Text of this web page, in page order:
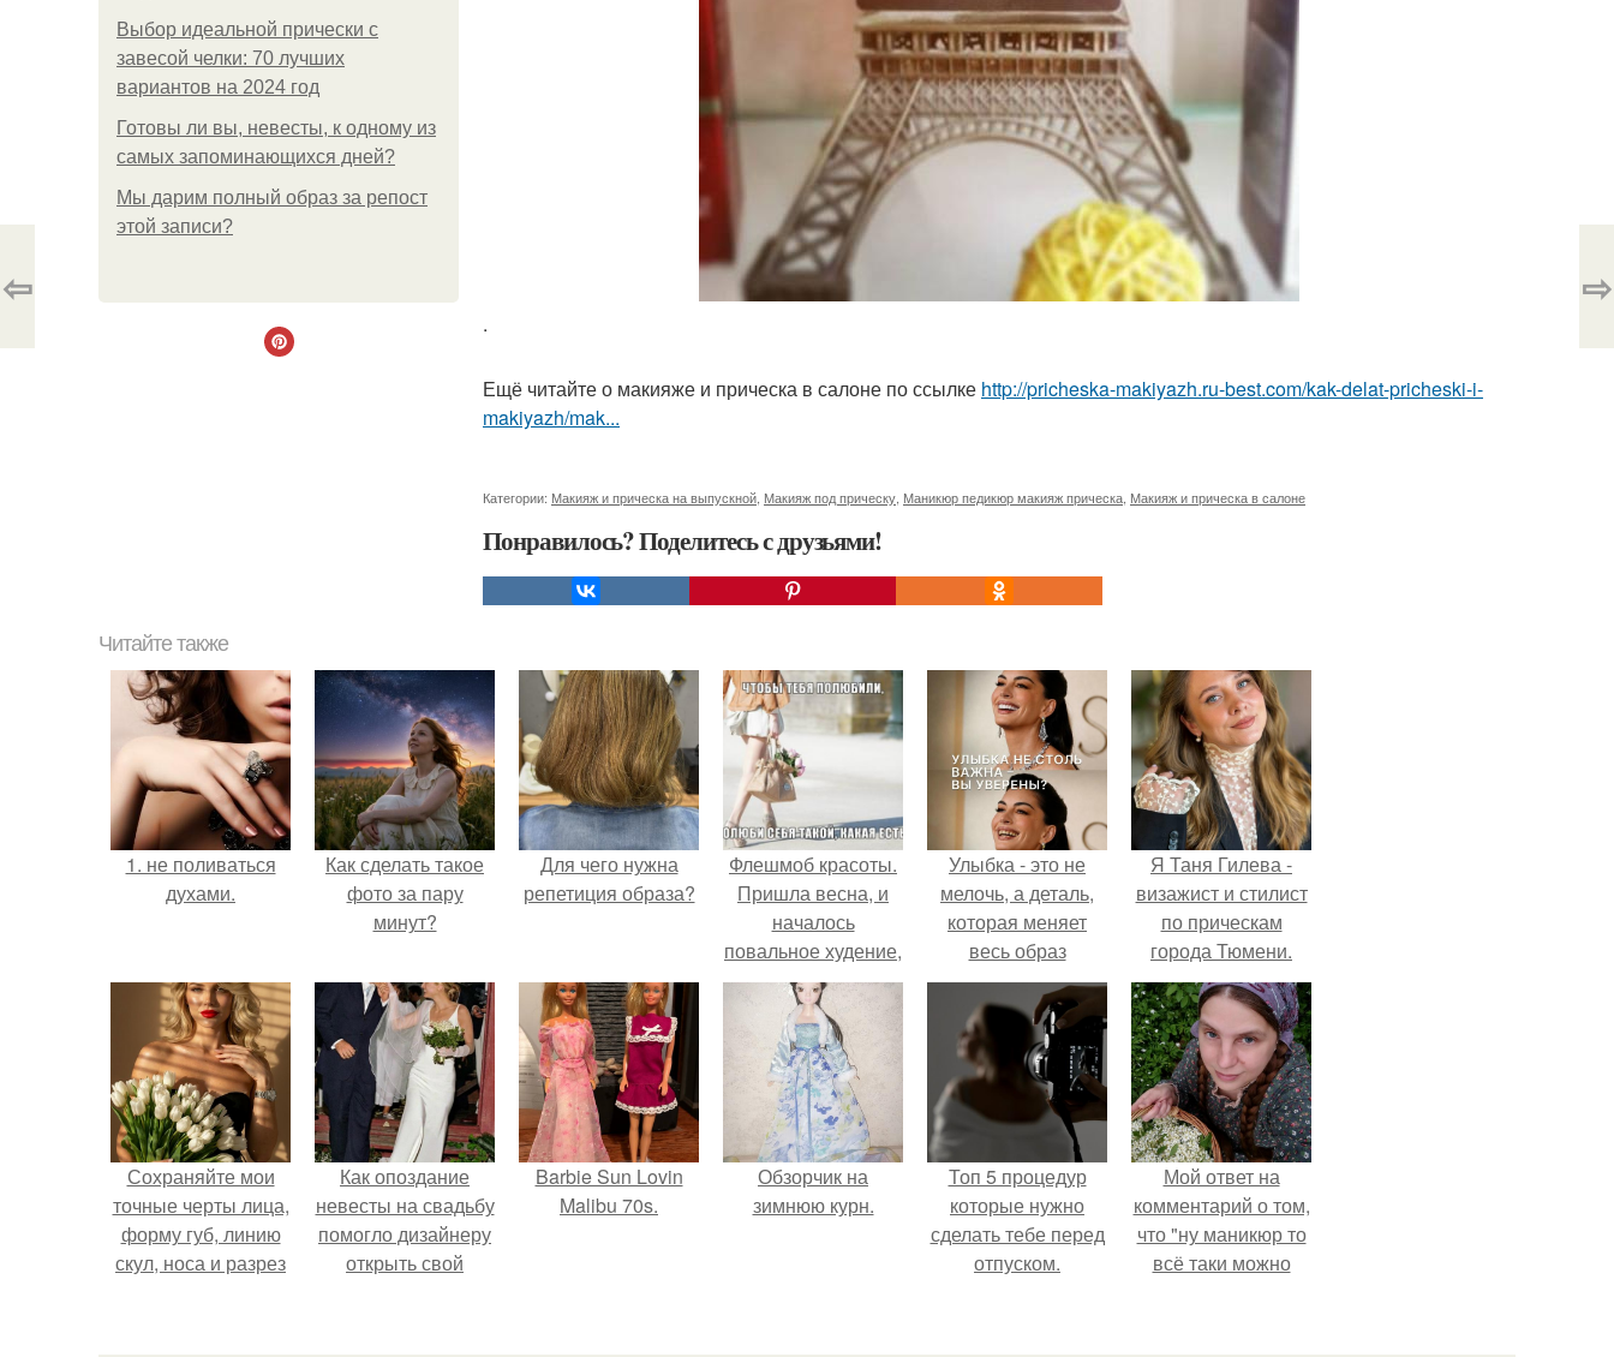
Выбор идеальной прически с
завесой челки: 70 лучших
вариантов на 2024 год
Готовы ли вы, невесты, к одному из
самых запоминающихся дней?
Мы дарим полный образ за репост
этой записи?
.
Ещё читайте о макияже и прическа в салоне по ссылке http://pricheska-makiyazh.ru-best.com/kak-delat-pricheski-i-
makiyazh/mak...
Категории: Макияж и прическа на выпускной Макияж под прическу Маникюр педикюр макияж прическа Макияж и прическа в салоне
Понравилось? Поделитесь с друзьями!
⇦ ⇨
Читайте также
1. не поливаться
духами.
Как сделать такое
фото за пару
минут?
Для чего нужна
репетиция образа?
Флешмоб красоты.
Пришла весна, и
началось
повальное худение,
сидение на диетах
и ковыряние в себе
в поисках
недостатков.
Улыбка - это не
мелочь, а деталь,
которая меняет
весь образ
человека.
Я Таня Гилева -
визажист и стилист
по прическам
города Тюмени.
Сохраняйте мои
точные черты лица,
форму губ, линию
скул, носа и разрез
Как опоздание
невесты на свадьбу
помогло дизайнеру
открыть свой
Barbie Sun Lovin
Malibu 70s.
Обзорчик на
зимнюю курн.
Топ 5 процедур
которые нужно
сделать тебе перед
отпуском.
Мой ответ на
комментарий о том,
что "ну маникюр то
всё таки можно